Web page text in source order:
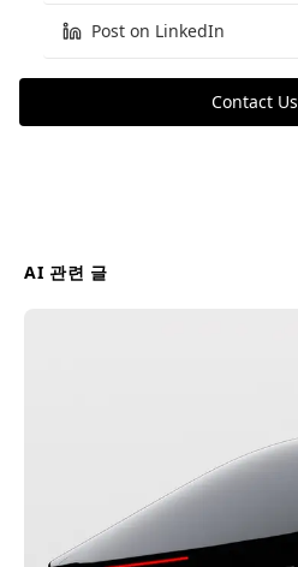
Post on LinkedIn
Contact Us
AI 관련 글